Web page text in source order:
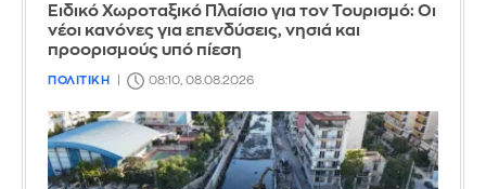
Ειδικό Χωροταξικό Πλαίσιο για τον Τουρισμό: Οι
νέοι κανόνες για επενδύσεις, νησιά και
προορισμούς υπό πίεση
ΠΟΛΙΤΙΚΗ 08:10, 08.08.2026